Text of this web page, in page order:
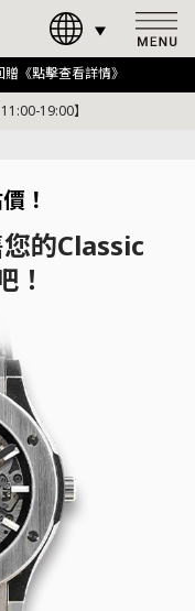
《點擊查看詳情》
19:00】
！
的Classic
！